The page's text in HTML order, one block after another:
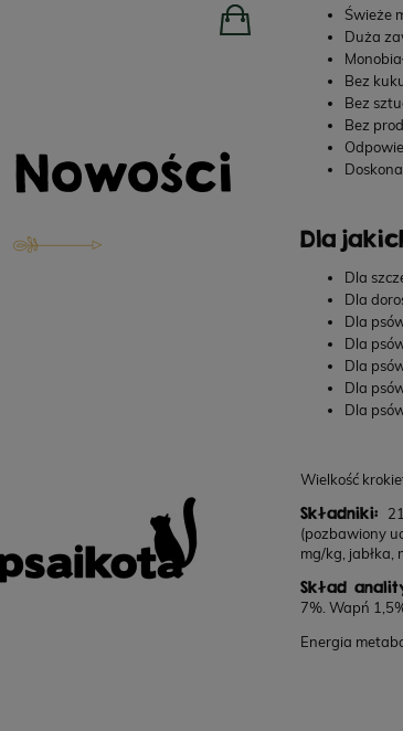
279,00 zł
Nowości
Świeże
Duża
Bez
Bez
Bez
Dla
Dla
Dla
Dla
Dla
Dla
Dla
Dla
Wielkość
Składniki:
(pozbawiony
mg/kg, jabłka,
Skład
7%. Wapń
Energia